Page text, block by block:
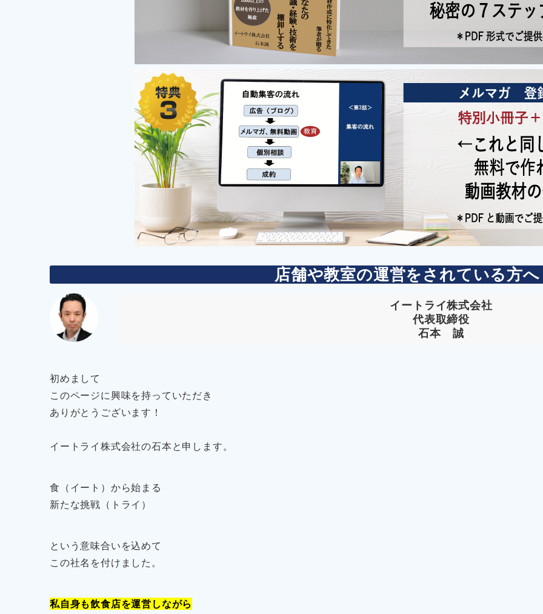
店舗や教室の運営をされている方へ
イートライ株式会社
代表取締役
石本 誠
初めまして
このページに興味を持っていただき
ありがとうございます！
イートライ株式会社の石本と申します。
食（イート）から始まる
新たな挑戦（トライ）
という意味合いを込めて
この社名を付けました。
私自身も飲食店を運営しながら